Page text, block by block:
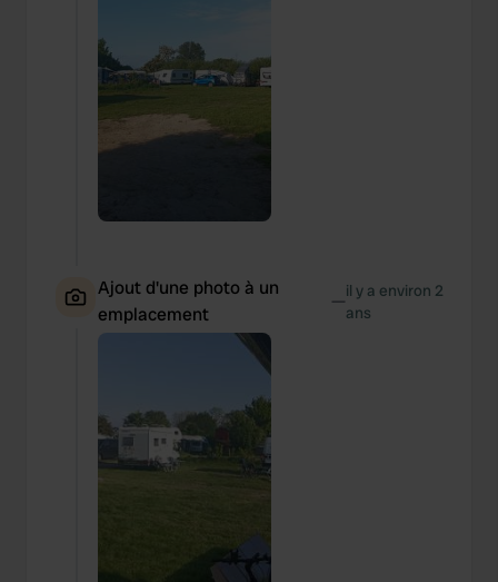
Ajout d'une photo à un
emplacement
—il y a environ 2
ans